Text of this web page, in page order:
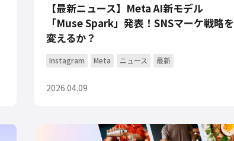
【最新ニュース】Meta AI新モデル
「Muse Spark」発表！SNSマーケ戦略を
変えるか？
Instagram Meta ニュース 最新
2026.04.09